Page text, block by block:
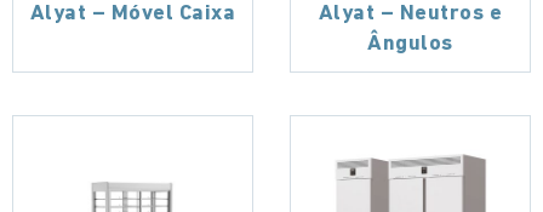
Alyat – Móvel Caixa
Alyat – Neutros e
Ângulos